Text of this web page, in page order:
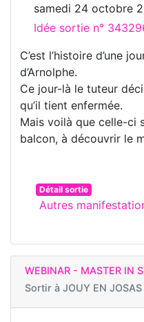
samedi 24 octobre
Idée sortie n°
C’est l’histoire d’une
d’Arnolphe.
Ce jour-là le tuteur
qu’il tient enfermée.
Mais voilà que celle-ci
balcon, à découvrir le
Détail sortie
Autres
WEBINAR - MASTER IN
Sortir à JOUY EN